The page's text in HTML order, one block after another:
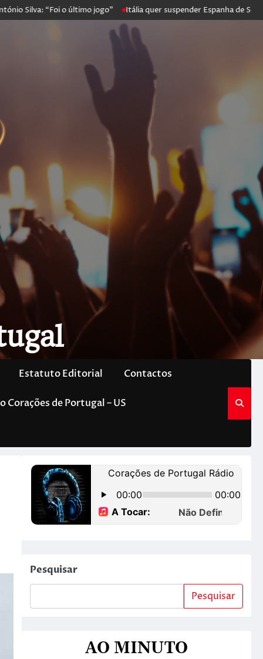
“Foi o último jogo” Itália quer suspender Espanha de Schengen.
Estatuto Editorial Contactos
Corações de Portugal – US
Pesquisar
Pesquisar
AO MINUTO